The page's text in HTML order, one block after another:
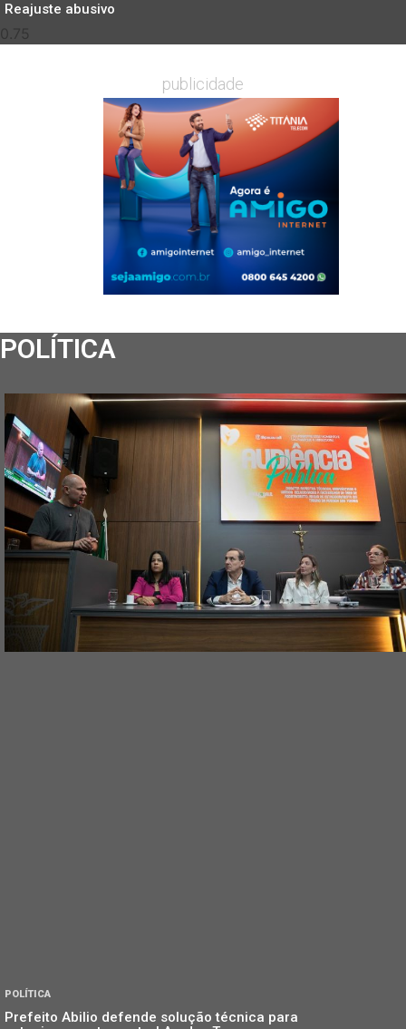
Reajuste abusivo
publicidade
POLÍTICA
POLÍTICA
Prefeito Abilio defende solução técnica para